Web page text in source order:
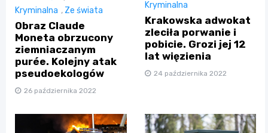
Kryminalna , Ze świata
Obraz Claude
Moneta obrzucony
ziemniaczanym
purée. Kolejny atak
pseudoekologów
26 października 2022
Kryminalna
Krakowska adwokat
zleciła porwanie i
pobicie. Grozi jej 12
lat więzienia
24 października 2022